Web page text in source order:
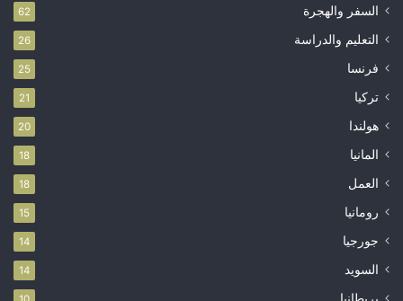
السفر والهجرة 62
التعليم والدراسة 26
فرنسا 25
تركيا 21
هولندا 20
المانيا 18
العمل 18
رومانيا 15
جورجيا 14
السويد 14